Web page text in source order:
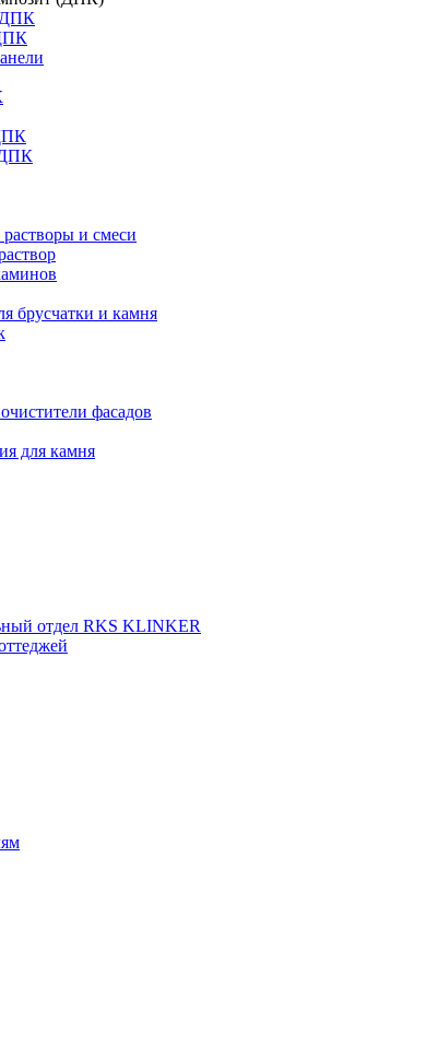
ДПК
ДПК
и смеси
брусчатки и камня
фасадов
для камня
отдел RKS KLINKER